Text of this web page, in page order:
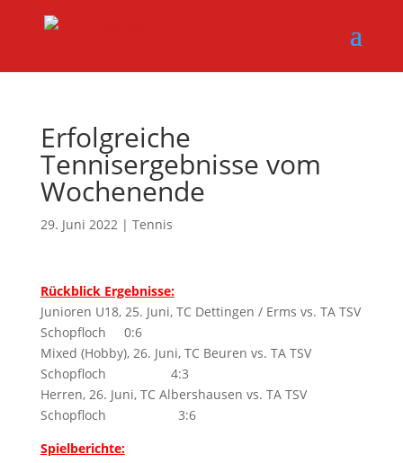
Erfolgreiche
Tennisergebnisse vom
Wochenende
29. Juni 2022| Tennis
Rückblick Ergebnisse:
Junioren U18, 25. Juni, TC Dettingen / Erms vs. TA TSV
Schopfloch 0:6
Mixed (Hobby), 26. Juni, TC Beuren vs. TA TSV
Schopfloch 4:3
Herren, 26. Juni, TC Albershausen vs. TA TSV
Schopfloch 3:6
Spielberichte: